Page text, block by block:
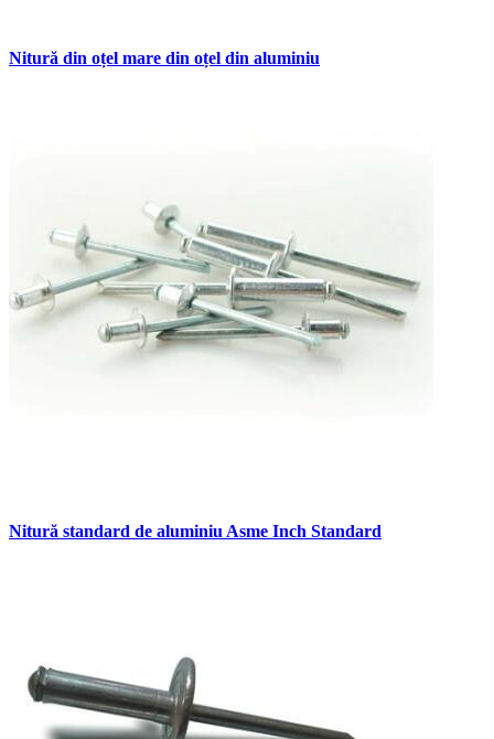
Nitură din oțel mare din oțel din aluminiu
Nitură standard de aluminiu Asme Inch Standard